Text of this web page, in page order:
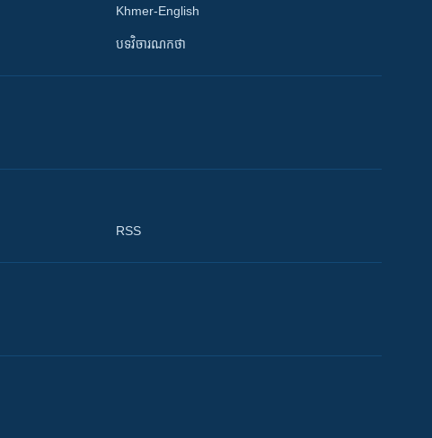
Khmer-English
បទវិចារណកថា
RSS